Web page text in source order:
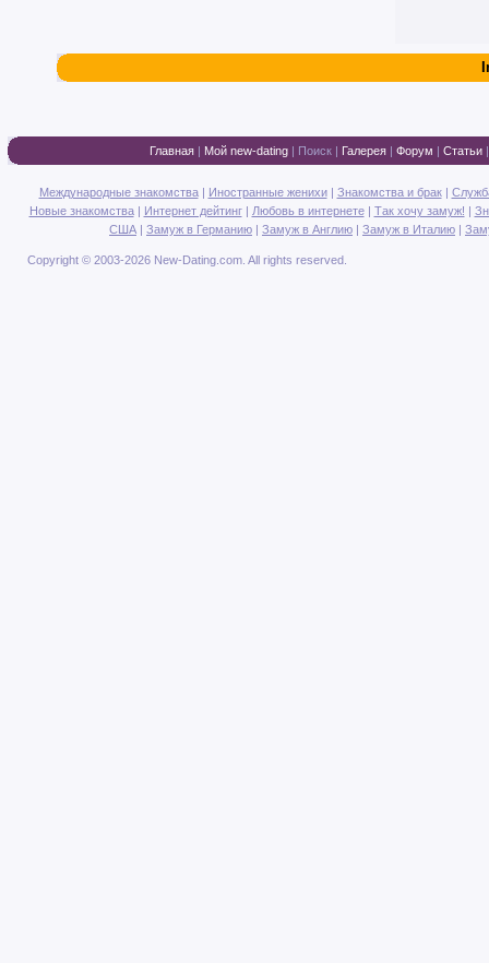
Главная | Мой new-dating | Поиск | Галерея | Форум | Статьи
Международные знакомства| Иностранные женихи| Знакомства и брак|
Новые знакомства| Интернет дейтинг| Любовь в интернете| Так хочу замуж! |
США | Замуж в Германию | Замуж в Англию | Замуж в Италию |
Copyright © 2003-2026 New-Dating.com. All rights reserved.